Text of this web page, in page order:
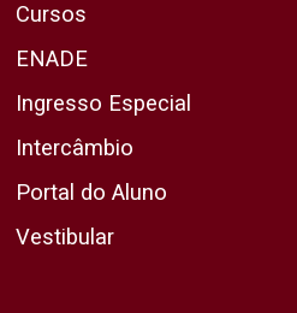
Cursos
ENADE
Ingresso Especial
Intercâmbio
Portal do Aluno
Vestibular